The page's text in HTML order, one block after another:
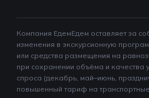
Компания ЕдемЕдем оставляет за
изменения в экскурсионную
или средства размещения на
при сохранении объёма и качества
спроса (декабрь, май–июнь,
повышенный тариф на